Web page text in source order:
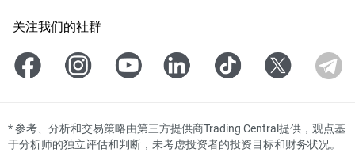
关注我们的社群
*参考、分析和交易策略由第三方提供商Trading Central提供，观点基
于分析师的独立评估和判断，未考虑投资者的投资目标和财务状况。